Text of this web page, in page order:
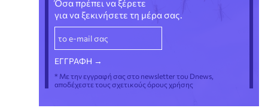
Όσα πρέπει να ξέρετε
για να ξεκινήσετε τη μέρα σας.
* Με την εγγραφή σας στο newsletter του Dnews,
αποδέχεστε τους σχετικούς όρους χρήσης